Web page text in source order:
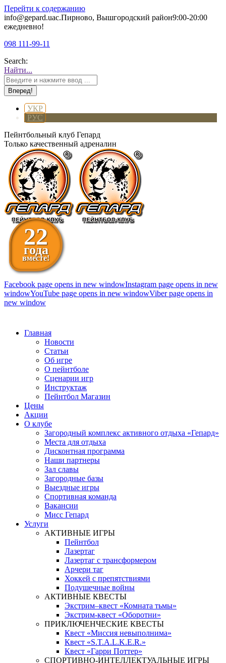
Перейти к содержанию
info@gepard.uaс.Пирново, Вышгородский район9:00-20:00
ежедневно!
098 111-99-11
Search:
Найти...
УКР
РУС
Пейнтбольный клуб Гепард
Только качественный адреналин
22
года
вместе!
Facebook page opens in new windowInstagram page opens in new
windowYouTube page opens in new windowViber page opens in
new window
Главная
Новости
Статьи
Об игре
О пейнтболе
Сценарии игр
Инструктаж
Пейнтбол Магазин
Цены
Акции
О клубе
Загородный комплекс активного отдыха «Гепард»
Места для отдыха
Дисконтная программа
Наши партнеры
Зал славы
Загородные базы
Выездные игры
Спортивная команда
Вакансии
Мисс Гепард
Услуги
АКТИВНЫЕ ИГРЫ
Пейнтбол
Лазертаг
Лазертаг с трансформером
Арчери таг
Хоккей с препятствиями
Подушечные войны
АКТИВНЫЕ КВЕСТЫ
Экстрим–квест «Комната тьмы»
Экстрим-квест «Оборотни»
ПРИКЛЮЧЕНЧЕСКИЕ КВЕСТЫ
Квест «Миссия невыполнима»
Квест «S.T.A.L.K.E.R.»
Квест «Гарри Поттер»
СПОРТИВНО-ИНТЕЛЛЕКТУАЛЬНЫЕ ИГРЫ